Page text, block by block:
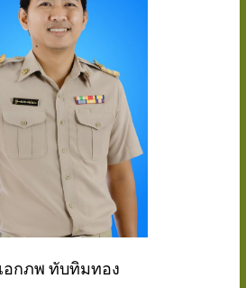
อกภพ ทับทิมทอง